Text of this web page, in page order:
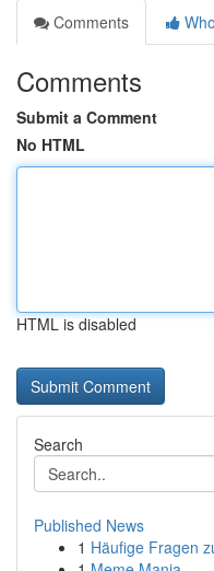
Comments
Comments
Submit a Comment
No HTML
HTML is disabled
Search
Published News
1 Häufige Fragen